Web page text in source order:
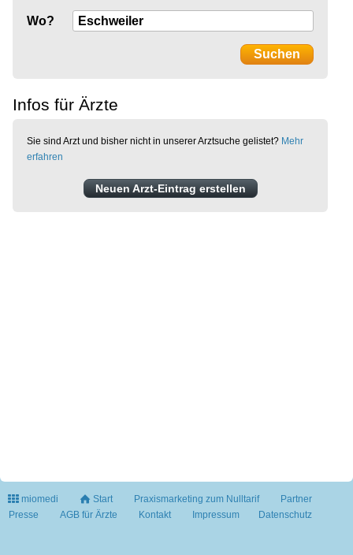
Wo?
Infos für Ärzte
Sie sind Arzt und bisher nicht in unserer Arztsuche gelistet? Mehr
erfahren
Neuen Arzt-Eintrag erstellen
miomedi Start Praxismarketing zum Nulltarif
Partner
Presse
AGB für Ärzte Kontakt Impressum Datenschutz